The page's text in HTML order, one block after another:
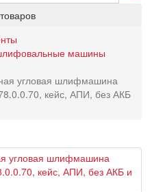
машины
угловая шлифмашина
кейс, АПИ, без АКБ